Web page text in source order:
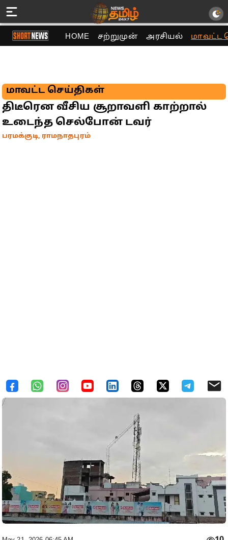
HOME சற்றுமுன் அரசியல் மாவட்ட
மாவட்ட செய்திகள்
திடீரென வீசிய சூறாவளி காற்றால்
உடைந்த செல்போன் டவர்
பரமக்குடி, ராமநாதபுரம்